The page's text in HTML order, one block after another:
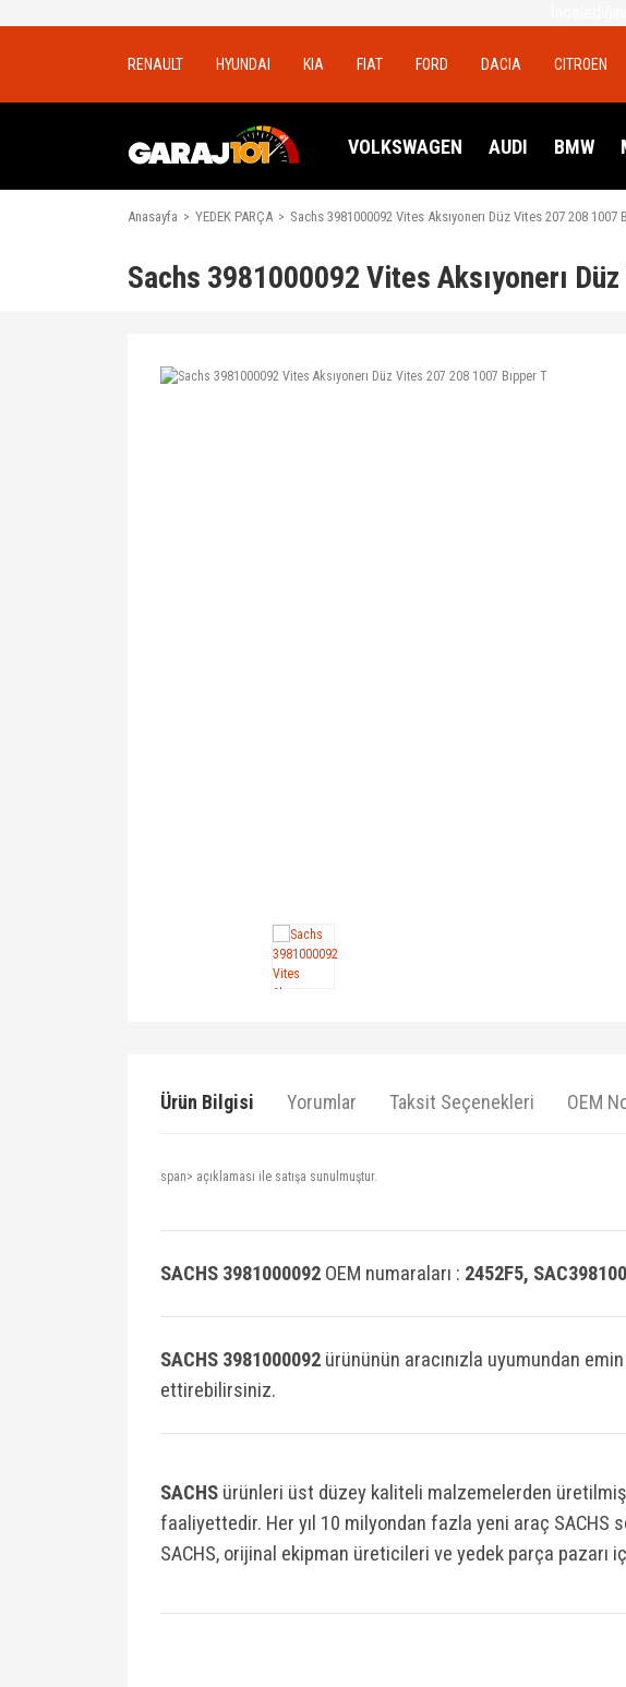
RENAULT HYUNDAI KIA FIAT FORD DACIA CITROEN
VOLKSWAGEN AUDI BMW
Anasayfa YEDEK PARÇA Sachs 3981000092 Vites Aksıyonerı Düz Vites 207 208 1007
Sachs 3981000092 Vites Aksıyonerı
Ürün Bilgisi Yorumlar Taksit Seçenekleri OEM
span> açıklaması ile satışa sunulmuştur.
SACHS 3981000092 OEM numaraları : 2452F5,
SACHS 3981000092 ürününün aracınızla uyumundan
ettirebilirsiniz.
SACHS ürünleri üst düzey kaliteli malzemelerden
faaliyettedir. Her yıl 10 milyondan fazla yeni araç SACHS
SACHS, orijinal ekipman üreticileri ve yedek parça pazarı